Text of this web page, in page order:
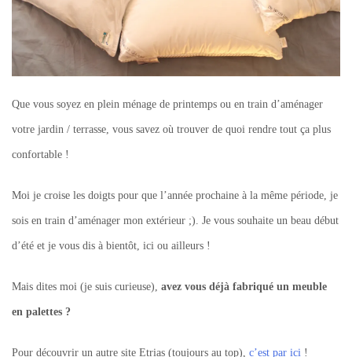
Que vous soyez en plein ménage de printemps ou en train d’aménager
votre jardin / terrasse, vous savez où trouver de quoi rendre tout ça plus
confortable !
Moi je croise les doigts pour que l’année prochaine à la même période, je
sois en train d’aménager mon extérieur ;). Je vous souhaite un beau début
d’été et je vous dis à bientôt, ici ou ailleurs !
Mais dites moi (je suis curieuse), avez vous déjà fabriqué un meuble
en palettes ?
Pour découvrir un autre site Etrias (toujours au top), c’est par ici !